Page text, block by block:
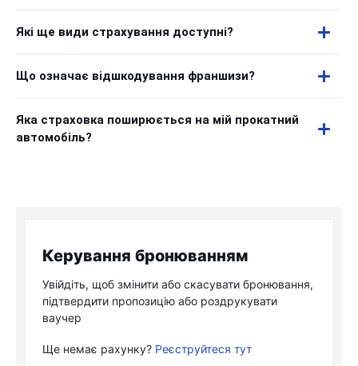
Які ще види страхування доступні?
Що означає відшкодування франшизи?
Яка страховка поширюється на мій прокатний
автомобіль?
Керування бронюванням
Увійдіть, щоб змінити або скасувати бронювання,
підтвердити пропозицію або роздрукувати
ваучер
Ще немає рахунку? Реєструйтеся тут